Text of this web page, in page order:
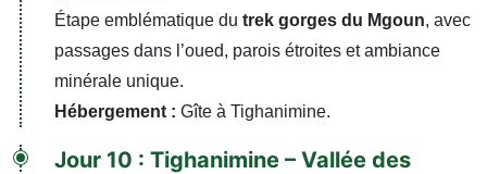
Étape emblématique du trek gorges du Mgoun, avec
passages dans l’oued, parois étroites et ambiance
minérale unique.
Hébergement : Gîte à Tighanimine.
Jour 10 : Tighanimine – Vallée des